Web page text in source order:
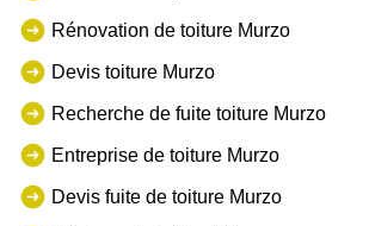
Rénovation de toiture Murzo
Devis toiture Murzo
Recherche de fuite toiture Murzo
Entreprise de toiture Murzo
Devis fuite de toiture Murzo